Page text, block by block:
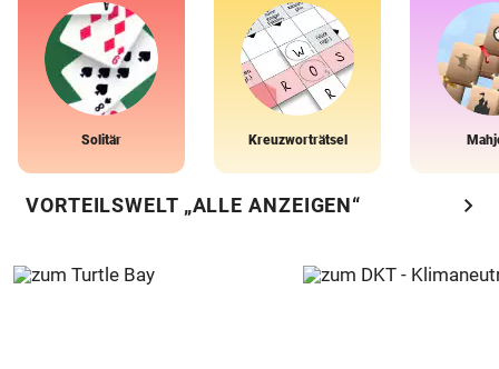
Solitär Kreuzworträtsel
VORTEILSWELT „ALLE ANZEIGEN“ chevron_right